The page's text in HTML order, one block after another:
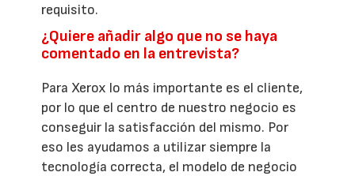
requisito.
¿Quiere añadir algo que no se haya
comentado en la entrevista?
Para Xerox lo más importante es el cliente,
por lo que el centro de nuestro negocio es
conseguir la satisfacción del mismo. Por
eso les ayudamos a utilizar siempre la
tecnología correcta, el modelo de negocio